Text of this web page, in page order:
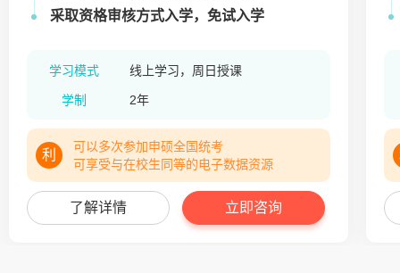
采取资格审核方式入学，免试入学
学习模式 线上学习，周日授课
学制 2年
利
可以多次参加申硕全国统考
可享受与在校生同等的电子数据资源
了解详情 立即咨询